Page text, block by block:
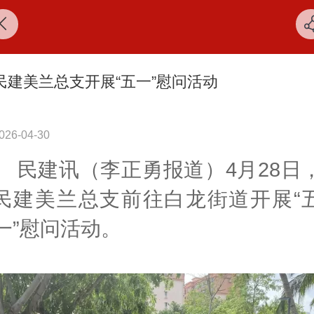
建美兰总支开展“五一”慰问活动
04-30
民建讯（李正勇报道）4月28日
建美兰总支前往白龙街道开展“
”慰问活动。